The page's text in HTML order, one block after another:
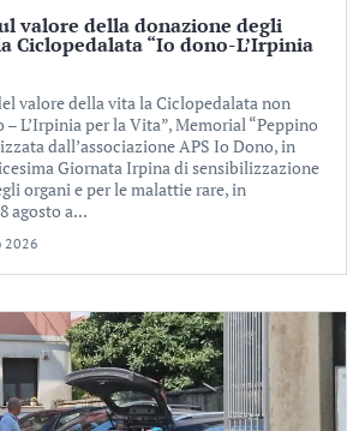
valore della donazione degli
Ciclopedalata “Io dono-L’Irpinia
valore della vita la Ciclopedalata non
L’Irpinia per la Vita”, Memorial “Peppino
dall’associazione APS Io Dono, in
Giornata Irpina di sensibilizzazione
organi e per le malattie rare, in
agosto a...
2026